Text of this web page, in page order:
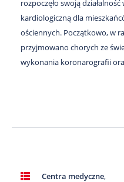
rozpoczęło swoją
kardiologiczną dla
ościennych. Początkowo, w
przyjmowano chorych ze
wykonania koronarografii
Centra medyczne,